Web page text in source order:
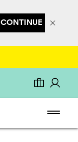
CONTINUE